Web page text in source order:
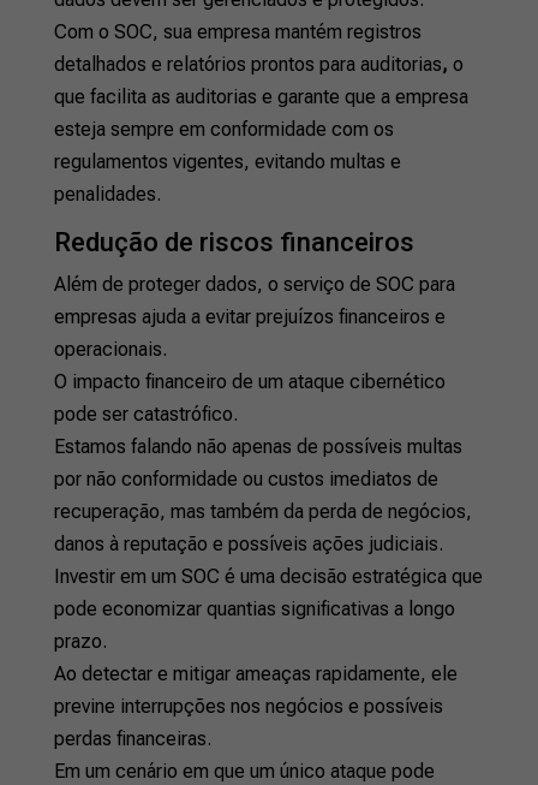
Com o SOC, sua empresa mantém registros
detalhados e relatórios prontos para auditorias, o
que facilita as auditorias e garante que a empresa
esteja sempre em conformidade com os
regulamentos vigentes, evitando multas e
penalidades.
Redução de riscos financeiros
Além de proteger dados, o serviço de SOC para
empresas ajuda a evitar prejuízos financeiros e
operacionais.
O impacto financeiro de um ataque cibernético
pode ser catastrófico.
Estamos falando não apenas de possíveis multas
por não conformidade ou custos imediatos de
recuperação, mas também da perda de negócios,
danos à reputação e possíveis ações judiciais.
Investir em um SOC é uma decisão estratégica que
pode economizar quantias significativas a longo
prazo.
Ao detectar e mitigar ameaças rapidamente, ele
previne interrupções nos negócios e possíveis
perdas financeiras.
Em um cenário em que um único ataque pode